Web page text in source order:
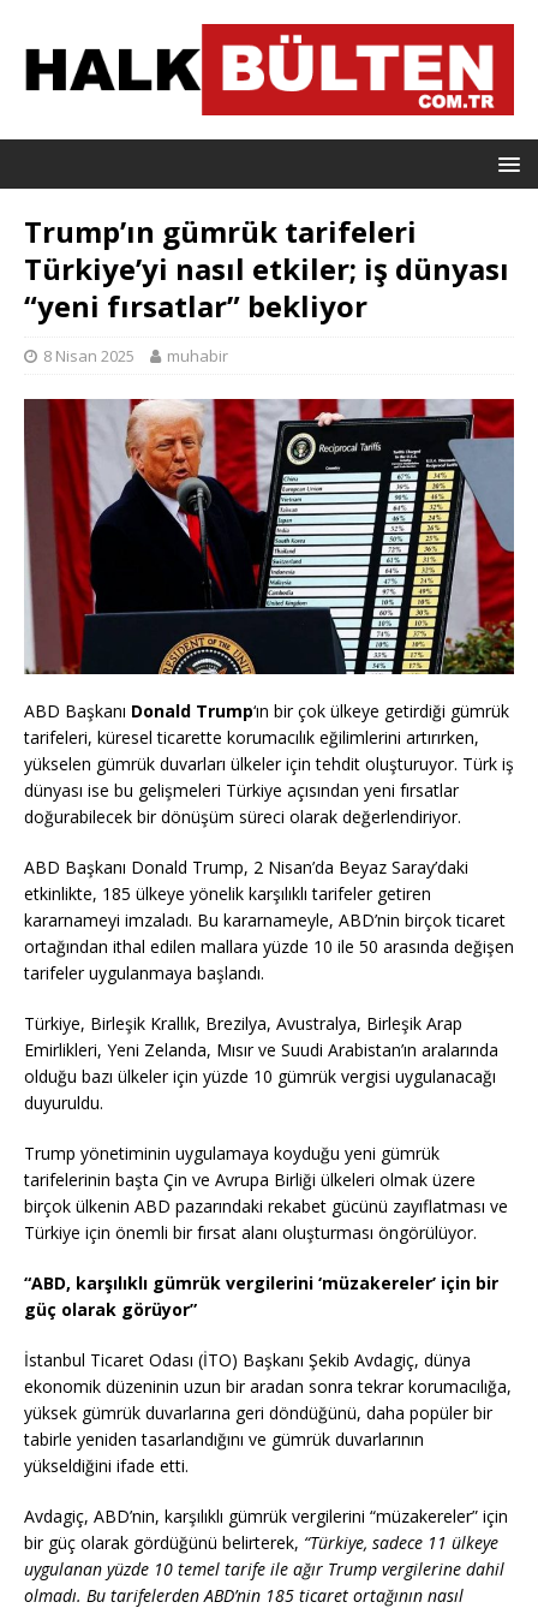
Trump’ın gümrük tarifeleri
Türkiye’yi nasıl etkiler; iş dünyası
“yeni fırsatlar” bekliyor
8 Nisan 2025 muhabir
ABD Başkanı Donald Trump‘ın bir çok ülkeye getirdiği gümrük
tarifeleri, küresel ticarette korumacılık eğilimlerini artırırken,
yükselen gümrük duvarları ülkeler için tehdit oluşturuyor. Türk iş
dünyası ise bu gelişmeleri Türkiye açısından yeni fırsatlar
doğurabilecek bir dönüşüm süreci olarak değerlendiriyor.
ABD Başkanı Donald Trump, 2 Nisan’da Beyaz Saray’daki
etkinlikte, 185 ülkeye yönelik karşılıklı tarifeler getiren
kararnameyi imzaladı. Bu kararnameyle, ABD’nin birçok ticaret
ortağından ithal edilen mallara yüzde 10 ile 50 arasında değişen
tarifeler uygulanmaya başlandı.
Türkiye, Birleşik Krallık, Brezilya, Avustralya, Birleşik Arap
Emirlikleri, Yeni Zelanda, Mısır ve Suudi Arabistan’ın aralarında
olduğu bazı ülkeler için yüzde 10 gümrük vergisi uygulanacağı
duyuruldu.
Trump yönetiminin uygulamaya koyduğu yeni gümrük
tarifelerinin başta Çin ve Avrupa Birliği ülkeleri olmak üzere
birçok ülkenin ABD pazarındaki rekabet gücünü zayıflatması ve
Türkiye için önemli bir fırsat alanı oluşturması öngörülüyor.
“ABD, karşılıklı gümrük vergilerini ‘müzakereler’ için bir
güç olarak görüyor”
İstanbul Ticaret Odası (İTO) Başkanı Şekib Avdagiç, dünya
ekonomik düzeninin uzun bir aradan sonra tekrar korumacılığa,
yüksek gümrük duvarlarına geri döndüğünü, daha popüler bir
tabirle yeniden tasarlandığını ve gümrük duvarlarının
yükseldiğini ifade etti.
Avdagiç, ABD’nin, karşılıklı gümrük vergilerini “müzakereler” için
bir güç olarak gördüğünü belirterek, “Türkiye, sadece 11 ülkeye
uygulanan yüzde 10 temel tarife ile ağır Trump vergilerine dahil
olmadı. Bu tarifelerden ABD’nin 185 ticaret ortağının nasıl